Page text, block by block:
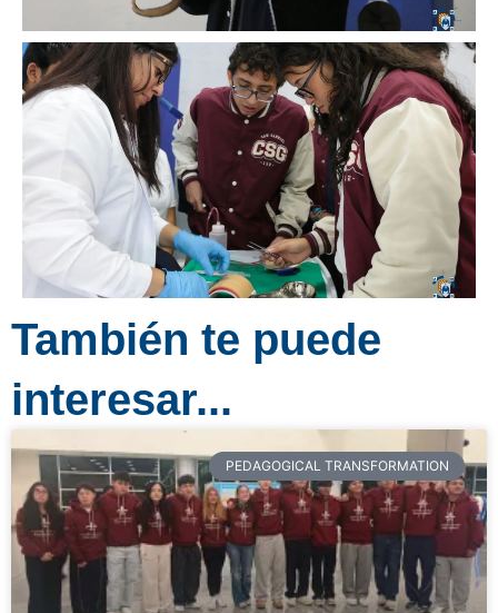
También te puede
interesar...
PEDAGOGICAL TRANSFORMATION